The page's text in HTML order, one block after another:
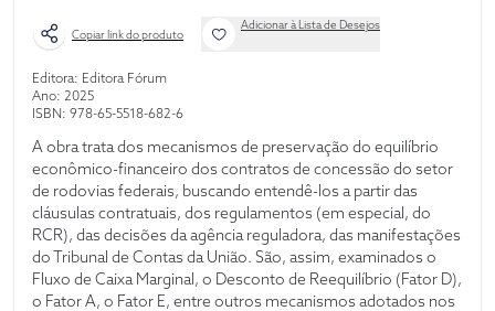
Copiar link do produto
Adicionar à Lista de Desejos
Editora: Editora Fórum
Ano: 2025
ISBN: 978-65-5518-682-6
A obra trata dos mecanismos de preservação do equilíbrio
econômico-financeiro dos contratos de concessão do setor
de rodovias federais, buscando entendê-los a partir das
cláusulas contratuais, dos regulamentos (em especial, do
RCR), das decisões da agência reguladora, das manifestações
do Tribunal de Contas da União. São, assim, examinados o
Fluxo de Caixa Marginal, o Desconto de Reequilíbrio (Fator D),
o Fator A, o Fator E, entre outros mecanismos adotados nos